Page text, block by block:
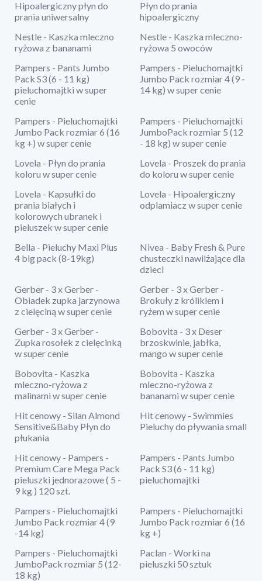
Hipoalergiczny płyn do
prania uniwersalny
Płyn do prania
hipoalergiczny
Nestle - Kaszka mleczno
ryżowa z bananami
Nestle - Kaszka mleczno-
ryżowa 5 owoców
Pampers - Pants Jumbo
Pack S3 (6 - 11 kg)
pieluchomajtki w super
cenie
Pampers - Pieluchomajtki
Jumbo Pack rozmiar 4 (9 -
14 kg) w super cenie
Pampers - Pieluchomajtki
Jumbo Pack rozmiar 6 (16
kg +) w super cenie
Pampers - Pieluchomajtki
JumboPack rozmiar 5 (12
- 18 kg) w super cenie
Lovela - Płyn do prania
koloru w super cenie
Lovela - Proszek do prania
do koloru w super cenie
Lovela - Kapsułki do
prania białych i
kolorowych ubranek i
pieluszek w super cenie
Lovela - Hipoalergiczny
odplamiacz w super cenie
Bella - Pieluchy Maxi Plus
4 big pack (8-19kg)
Nivea - Baby Fresh & Pure
chusteczki nawilżające dla
dzieci
Gerber - 3 x Gerber -
Obiadek zupka jarzynowa
z cielęciną w super cenie
Gerber - 3 x Gerber -
Brokuły z królikiem i
ryżem w super cenie
Gerber - 3 x Gerber -
Zupka rosołek z cielęcinką
w super cenie
Bobovita - 3 x Deser
brzoskwinie, jabłka,
mango w super cenie
Bobovita - Kaszka
mleczno-ryżowa z
malinami w super cenie
Bobovita - Kaszka
mleczno-ryżowa z
bananami w super cenie
Hit cenowy - Silan Almond
Sensitive&Baby Płyn do
płukania
Hit cenowy - Swimmies
Pieluchy do pływania small
Hit cenowy - Pampers -
Premium Care Mega Pack
pieluszki jednorazowe ( 5 -
9 kg ) 120 szt.
Pampers - Pants Jumbo
Pack S3 (6 - 11 kg)
pieluchomajtki
Pampers - Pieluchomajtki
Jumbo Pack rozmiar 4 (9
-14 kg)
Pampers - Pieluchomajtki
Jumbo Pack rozmiar 6 (16
kg +)
Pampers - Pieluchomajtki
JumboPack rozmiar 5 (12-
18 kg)
Paclan - Worki na
pieluszki 50 sztuk